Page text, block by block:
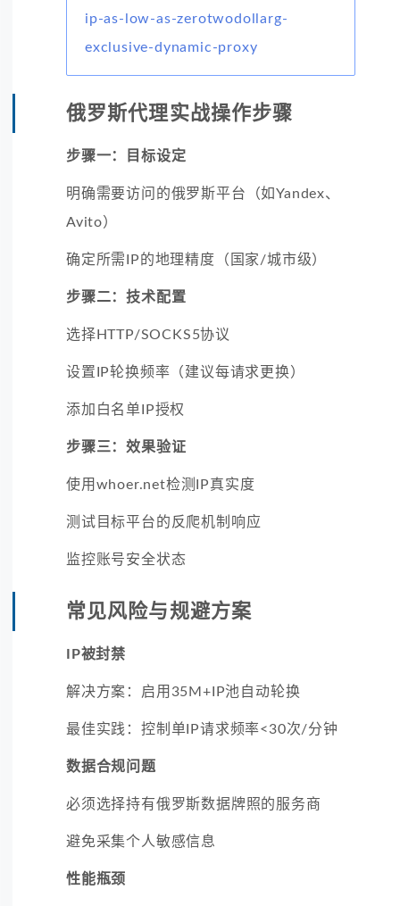
ip-as-low-as-zerotwodollarg-
exclusive-dynamic-proxy
俄罗斯代理实战操作步骤
步骤一：目标设定
明确需要访问的俄罗斯平台（如Yandex、
Avito）
确定所需IP的地理精度（国家/城市级）
步骤二：技术配置
选择HTTP/SOCKS5协议
设置IP轮换频率（建议每请求更换）
添加白名单IP授权
步骤三：效果验证
使用whoer.net检测IP真实度
测试目标平台的反爬机制响应
监控账号安全状态
常见风险与规避方案
IP被封禁
解决方案：启用35M+IP池自动轮换
最佳实践：控制单IP请求频率<30次/分钟
数据合规问题
必须选择持有俄罗斯数据牌照的服务商
避免采集个人敏感信息
性能瓶颈